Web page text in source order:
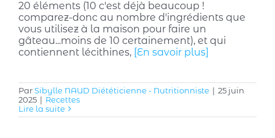
20 éléments (10 c'est déjà beaucoup !
comparez-donc au nombre d'ingrédients que
vous utilisez à la maison pour faire un
gâteau...moins de 10 certainement), et qui
contiennent lécithines, [En savoir plus]
ParSibylle NAUD Diététicienne - Nutritionniste | 25 juin
2025 | Recettes
Lire la suite